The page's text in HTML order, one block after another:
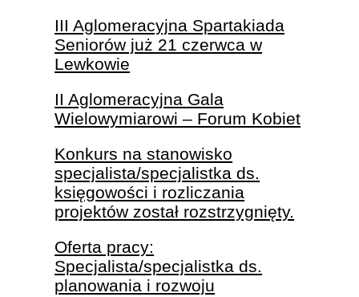
III Aglomeracyjna Spartakiada
Seniorów już 21 czerwca w
Lewkowie
II Aglomeracyjna Gala
Wielowymiarowi – Forum Kobiet
Konkurs na stanowisko
specjalista/specjalistka ds.
księgowości i rozliczania
projektów został rozstrzygnięty.
Oferta pracy:
Specjalista/specjalistka ds.
planowania i rozwoju